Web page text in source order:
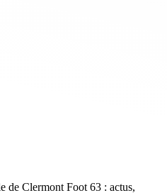
de Clermont Foot 63 : actus,